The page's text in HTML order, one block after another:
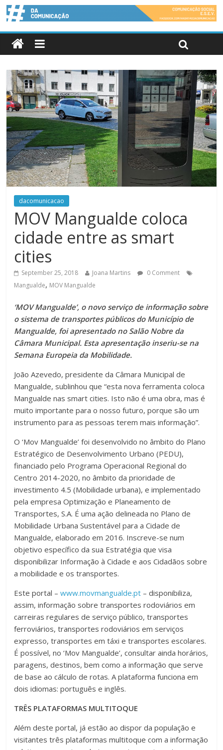
dacomunicacao
MOV Mangualde coloca
cidade entre as smart
cities
September 25, 2018 Joana Martins
0 Comment
Mangualde, MOV Mangualde
‘MOV Mangualde’, o novo serviço de informação sobre
o sistema de transportes públicos do Município de
Mangualde, foi apresentado no Salão Nobre da
Câmara Municipal. Esta apresentação inseriu-se na
Semana Europeia da Mobilidade.
João Azevedo, presidente da Câmara Municipal de
Mangualde, sublinhou que “esta nova ferramenta coloca
Mangualde nas smart cities. Isto não é uma obra, mas é
muito importante para o nosso futuro, porque são um
instrumento para as pessoas terem mais informação”.
O ‘Mov Mangualde’ foi desenvolvido no âmbito do Plano
Estratégico de Desenvolvimento Urbano (PEDU),
financiado pelo Programa Operacional Regional do
Centro 2014-2020, no âmbito da prioridade de
investimento 4.5 (Mobilidade urbana), e implementado
pela empresa Optimização e Planeamento de
Transportes, S.A. É uma ação delineada no Plano de
Mobilidade Urbana Sustentável para a Cidade de
Mangualde, elaborado em 2016. Inscreve-se num
objetivo específico da sua Estratégia que visa
disponibilizar Informação à Cidade e aos Cidadãos sobre
a mobilidade e os transportes.
Este portal –www.movmangualde.pt – disponibiliza,
assim, informação sobre transportes rodoviários em
carreiras regulares de serviço público, transportes
ferroviários, transportes rodoviários em serviços
expresso, transportes em táxi e transportes escolares.
É possível, no ‘Mov Mangualde’, consultar ainda horários,
paragens, destinos, bem como a informação que serve
de base ao cálculo de rotas. A plataforma funciona em
dois idiomas: português e inglês.
TRÊS PLATAFORMAS MULTITOQUE
Além deste portal, já estão ao dispor da população e
visitantes três plataformas multitoque com a informação